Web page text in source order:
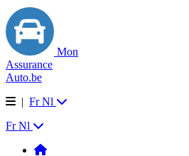
Mon
Assurance
Auto.be
| Fr Nl
Fr Nl